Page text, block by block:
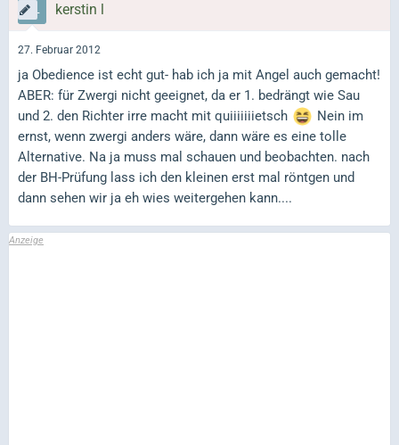
kerstin l
27. Februar 2012
ja Obedience ist echt gut- hab ich ja mit Angel auch gemacht!
ABER: für Zwergi nicht geeignet, da er 1. bedrängt wie Sau
und 2. den Richter irre macht mit quiiiiiiietsch
Nein im
ernst, wenn zwergi anders wäre, dann wäre es eine tolle
Alternative. Na ja muss mal schauen und beobachten. nach
der BH-Prüfung lass ich den kleinen erst mal röntgen und
dann sehen wir ja eh wies weitergehen kann....